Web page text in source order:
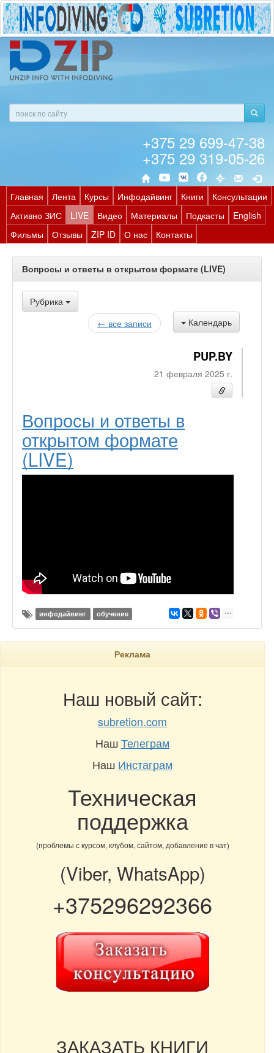
+375 29 699-47-38
+375 29 319-05-26
Главная Лента Курсы Инфодайвинг Книги
Консультации
Активно ЗИС
LIVE Видео Материалы Подкасты
English
Фильмы
Отзывы ZIP ID О нас Контакты
Вопросы и ответы в открытом формате (LIVE)
Рубрика
Календарь
← все записи
PUP.BY
21 февраля 2025 г.
Вопросы и ответы в
открытом формате
(LIVE)
инфодайвинг обучение
Реклама
Наш новый сайт:
subretion.com
НашТелеграм
Наш Инстаграм
Техническая
поддержка
(проблемы с курсом, клубом, сайтом, добавление в чат)
(Viber, WhatsApp)
+375296292366
ЗАКАЗАТЬ КНИГИ